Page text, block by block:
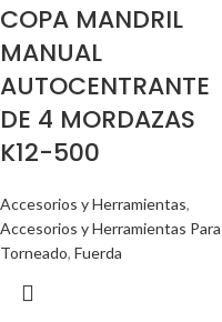
COPA MANDRIL
MANUAL
AUTOCENTRANTE
DE 4 MORDAZAS
K12-500
Accesorios y Herramientas,
Accesorios y Herramientas Para
Torneado, Fuerda